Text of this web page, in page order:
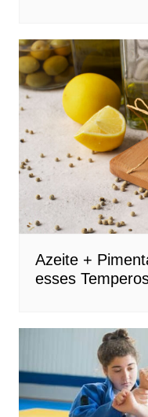
Azeite +
esses